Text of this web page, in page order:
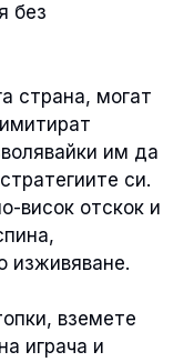
без
страна, могат
им да
си.
висок отскок и
изживяване.
вземете
играча и